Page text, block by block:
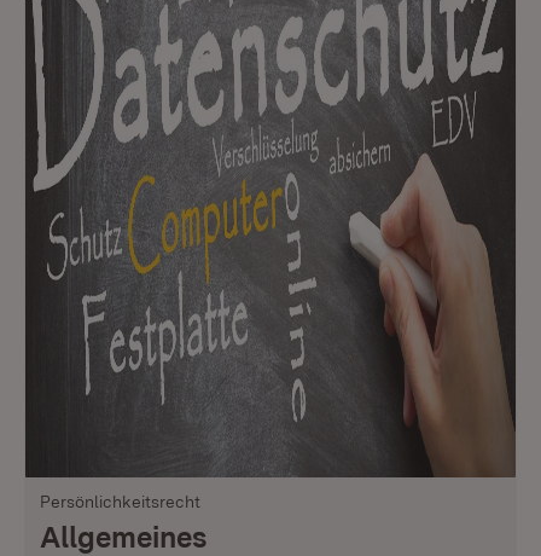
Persönlichkeitsrecht
Allgemeines